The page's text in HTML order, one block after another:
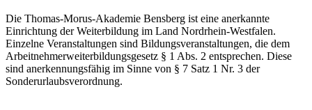
Die Thomas-Morus-Akademie Bensberg ist eine anerkannte
Einrichtung der Weiterbildung im Land Nordrhein-Westfalen.
Einzelne Veranstaltungen sind Bildungsveranstaltungen, die dem
Arbeitnehmerweiterbildungsgesetz § 1 Abs. 2 entsprechen. Diese
sind anerkennungsfähig im Sinne von § 7 Satz 1 Nr. 3 der
Sonderurlaubsverordnung.